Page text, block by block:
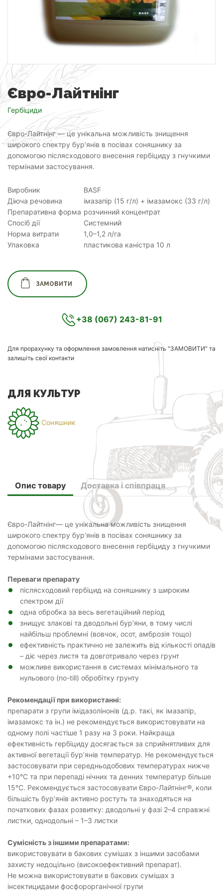
Євро-Лайтнінг
Гербіциди
Євро-Лайтнінг — це унікальна можливість знищення
широкого спектру бур’янів в посівах соняшнику за
допомогою післясходового внесення гербіциду з гнучкими
термінами застосування.
Виробник
BASF
Діюча речовина
імазапір (15 г/л) + імазамокс (33 г/л)
Препаративна форма розчинний концентрат
Спосіб дії
Системний
Норма витрати
1,0–1,2 л/га
Упаковка
пластикова каністра 10 л
ЗАМОВИТИ
+38 (067) 243-81-91
Для прорахунку та оформлення замовлення натисніть "ЗАМОВИТИ" та
залишіть свої контакти
ДЛЯ КУЛЬТУР
Соняшник
Опис товару Доставка і співпраця
Євро-Лайтнінг— це унікальна можливість знищення
широкого спектру бур’янів в посівах соняшнику за
допомогою післясходового внесення гербіциду з гнучкими
термінами застосування.
Переваги препарату
післясходовий гербіцид на соняшнику з широким
спектром дії
одна обробка за весь вегетаційний період
знищує злакові та дводольні бур’яни, в тому числі
найбільш проблемні (вовчок, осот, амброзія тощо)
ефективність практично не залежить від кількості опадів
– діє через листя та довготривало через грунт
можливе використання в системах мінімального та
нульового (no-till) обробітку грунту
Рекомендації при використанні:
препарати з групи імідазолінонів (д.р. такі, як імазапір,
імазамокс та ін.) не рекомендується використовувати на
одному полі частіше 1 разу на 3 роки. Найкраща
ефективність гербіциду досягається за сприйнятливих для
активної вегетації бур’янів температур. Не рекомендується
застосовувати при середньодобових температурах нижче
+10°С та при перепаді нічних та денних температур більше
15°С. Рекомендується застосовувати Євро-Лайтнінг®, коли
більшість бур’янів активно ростуть та знаходяться на
початкових фазах розвитку: дводольні у фазі 2–4 справжні
листки, однодольні – 1–3 листки
Сумісність з іншими препаратами:
використовувати в бакових сумішах з іншими засобами
захисту недоцільно (високоефективний препарат).
Не можна використовувати в бакових сумішах з
інсектицидами фосфорорганічної групи